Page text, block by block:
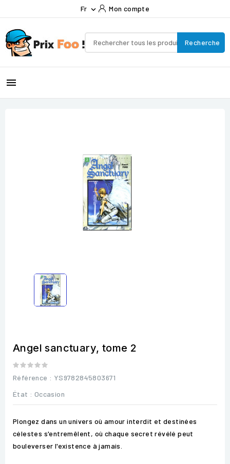
Fr  Mon compte
Recherche

Angel sanctuary, tome 2
Référence : YS9782845803671
État : Occasion
Plongez dans un univers où amour interdit et destinées
célestes s'entremêlent, où chaque secret révélé peut
bouleverser l'existence à jamais.